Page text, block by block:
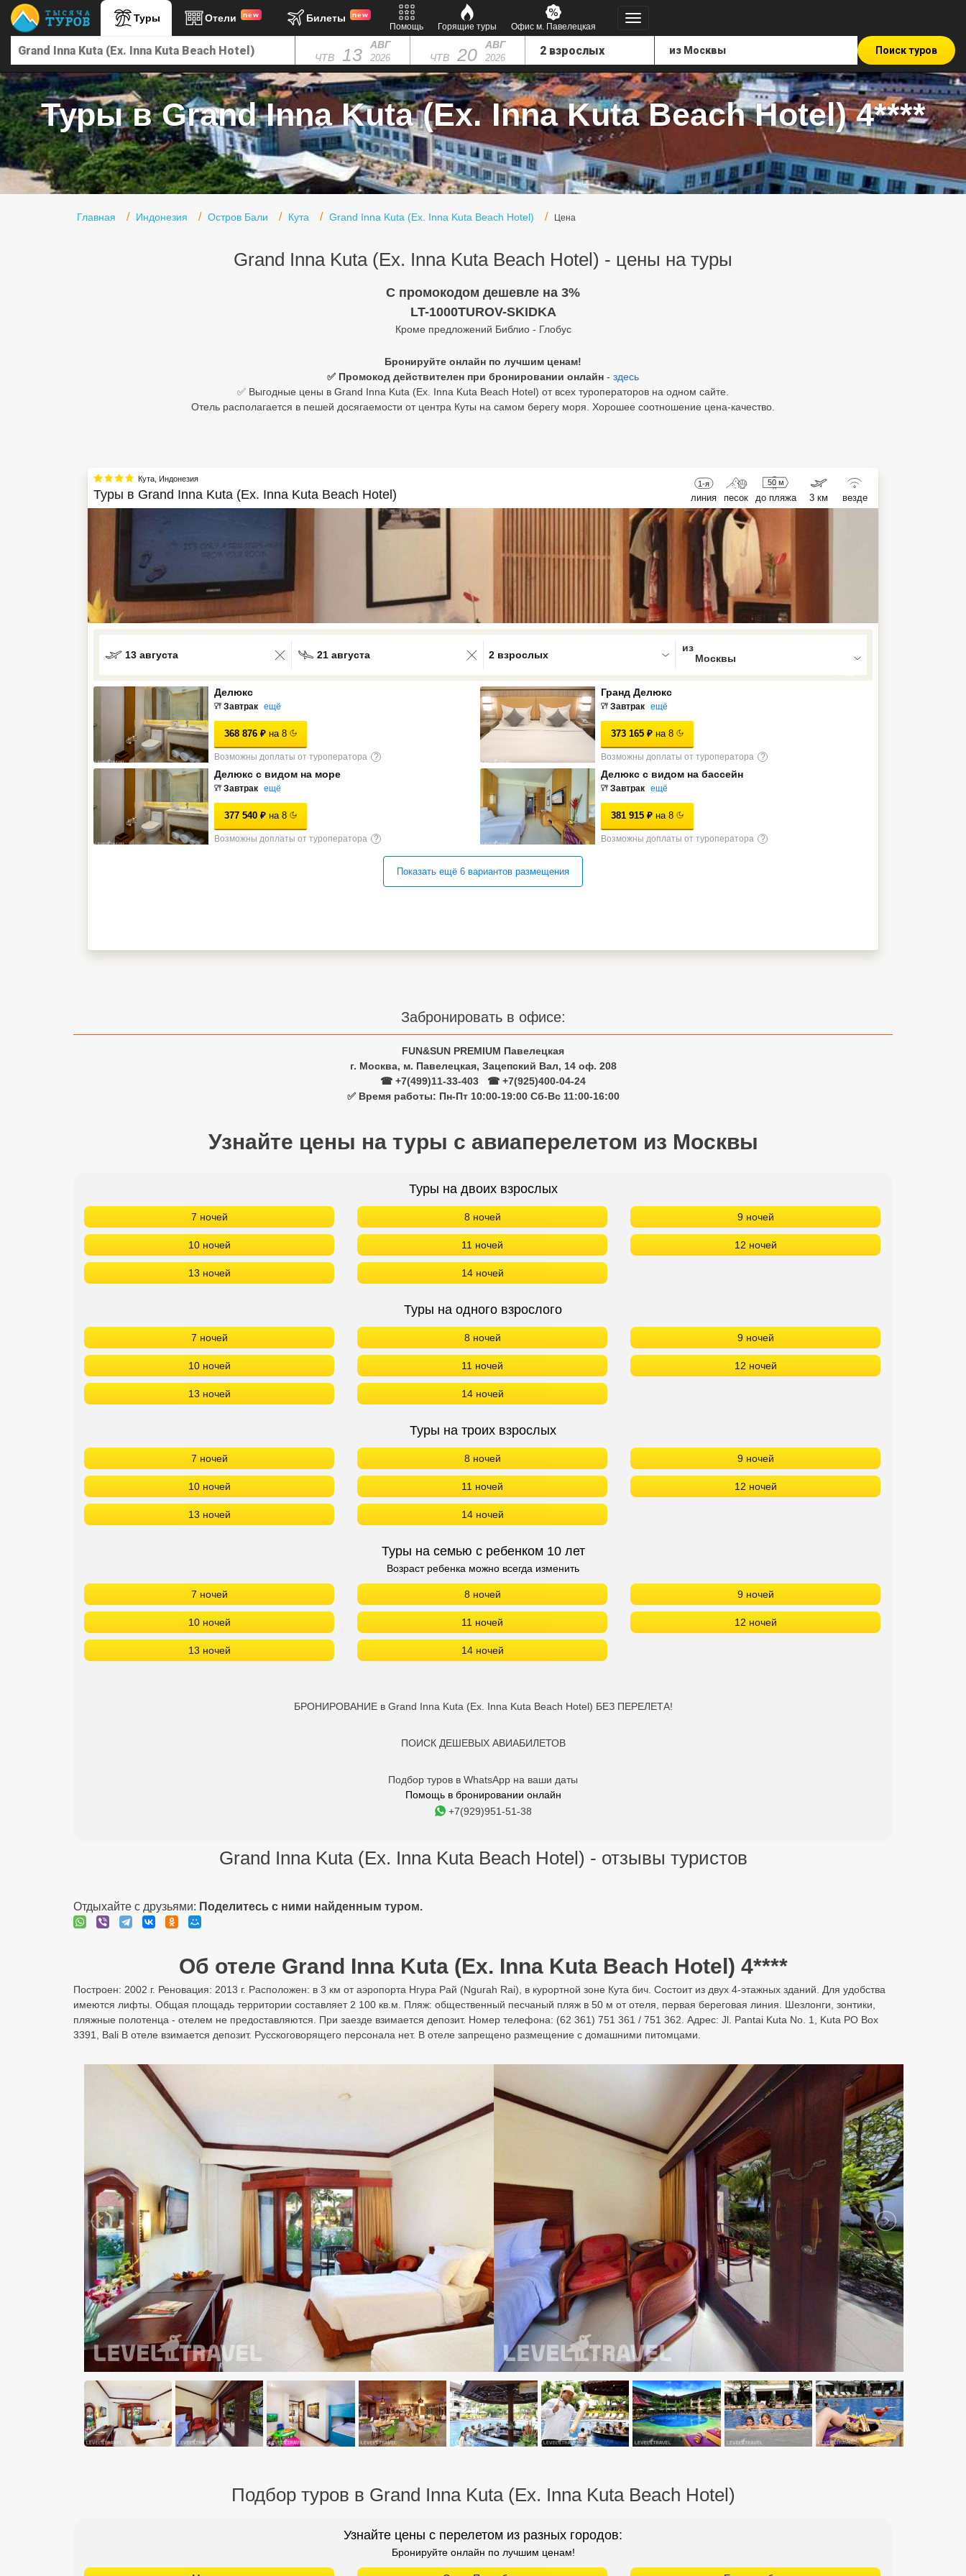
Туры Отели new Билеты new
Помощь Горящие туры Офис м. Павелецкая
ЧТВ 13 АВГ
2026 ЧТВ 20 АВГ
2026
Поиск туров
Туры в Grand Inna Kuta (Ex. Inna Kuta Beach Hotel) 4****
Главная Индонезия Остров Бали Кута Grand Inna Kuta (Ex. Inna Kuta Beach Hotel) Цена
Grand Inna Kuta (Ex. Inna Kuta Beach Hotel) - цены на туры
C промокодом дешевле на 3%
LT-1000TUROV-SKIDKA
Кроме предложений Библио - Глобус
Бронируйте онлайн по лучшим ценам!
✅ Промокод действителен при бронировании онлайн - здесь
✅ Выгодные цены в Grand Inna Kuta (Ex. Inna Kuta Beach Hotel) от всех туроператоров на одном сайте.
Отель располагается в пешей досягаемости от центра Куты на самом берегу моря. Хорошее соотношение цена-качество.
Кута Индонезия
Туры в Grand Inna Kuta (Ex. Inna Kuta Beach Hotel)
1-я
линия песок
50 м
до пляжа 3 км везде
13 августа 21 августа
0 results available. Select is focused , press Down to open the menu,
2 взрослых
Делюкс
Завтрак ещё
368 876 ₽ на 8
Возможны доплаты от туроператора ?
Гранд Делюкс
Завтрак ещё
373 165 ₽ на 8
Возможны доплаты от туроператора ?
Делюкс с видом на море
Завтрак ещё
377 540 ₽ на 8
Возможны доплаты от туроператора ?
Делюкс с видом на бассейн
Завтрак ещё
381 915 ₽ на 8
Возможны доплаты от туроператора ?
Показать ещё 6 вариантов размещения
Забронировать в офисе:
FUN&SUN PREMIUM Павелецкая
г. Москва, м. Павелецкая, Зацепский Вал, 14 оф. 208
☎ +7(499)11-33-403
☎ +7(925)400-04-24
✅ Время работы: Пн-Пт 10:00-19:00 Сб-Вс 11:00-16:00
Узнайте цены на туры с авиаперелетом из Москвы
Туры на двоих взрослых
7 ночей 8 ночей 9 ночей
10 ночей 11 ночей 12 ночей
13 ночей 14 ночей
Туры на одного взрослого
7 ночей 8 ночей 9 ночей
10 ночей 11 ночей 12 ночей
13 ночей 14 ночей
Туры на троих взрослых
7 ночей 8 ночей 9 ночей
10 ночей 11 ночей 12 ночей
13 ночей 14 ночей
Туры на семью с ребенком 10 лет
Возраст ребенка можно всегда изменить
7 ночей 8 ночей 9 ночей
10 ночей 11 ночей 12 ночей
13 ночей 14 ночей
БРОНИРОВАНИЕ в Grand Inna Kuta (Ex. Inna Kuta Beach Hotel) БЕЗ ПЕРЕЛЕТА!
ПОИСК ДЕШЕВЫХ АВИАБИЛЕТОВ
Подбор туров в WhatsApp на ваши даты
Помощь в бронировании онлайн
+7(929)951-51-38
Grand Inna Kuta (Ex. Inna Kuta Beach Hotel) - отзывы туристов
Отдыхайте с друзьями: Поделитесь с ними найденным туром.
Об отеле Grand Inna Kuta (Ex. Inna Kuta Beach Hotel) 4****
Построен: 2002 г. Реновация: 2013 г. Расположен: в 3 км от аэропорта Нгура Рай (Ngurah Rai), в курортной зоне Кута бич. Состоит из двух 4-этажных зданий. Для удобства
имеются лифты. Общая площадь территории составляет 2 100 кв.м. Пляж: общественный песчаный пляж в 50 м от отеля, первая береговая линия. Шезлонги, зонтики,
пляжные полотенца - отелем не предоставляются. При заезде взимается депозит. Номер телефона: (62 361) 751 361 / 751 362. Адрес: Jl. Pantai Kuta No. 1, Kuta PO Box
3391, Bali В отеле взимается депозит. Русскоговорящего персонала нет. В отеле запрещено размещение с домашними питомцами.
Подбор туров в Grand Inna Kuta (Ex. Inna Kuta Beach Hotel)
Узнайте цены с перелетом из разных городов:
Бронируйте онлайн по лучшим ценам!
Главная
Туры в Турцию
Туры в Египет
Туры в ОАЭ
Офис г. Москва
VIP отели 5 звезд
ТОП 10 лучших отелей 5*
Лучшие отели 4* звезды
Сетевые отели ОАЭ
Сетевые отели Бали
Сетевые отели Сейшел
Сетевые отели Маврикия